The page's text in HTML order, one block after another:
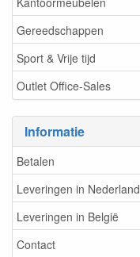
Gereedschappen
Sport & Vrije tijd
Outlet Office-Sales
Informatie
Betalen
Leveringen in Nederland
Leveringen in België
Contact